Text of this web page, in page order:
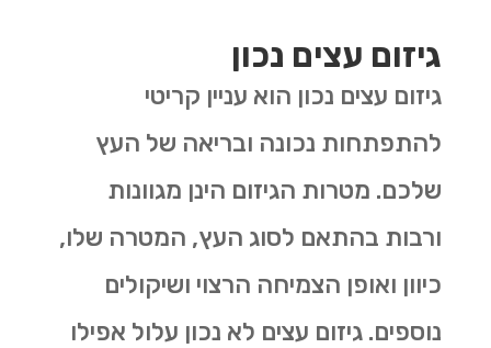
גיזום עצים נכון
גיזום עצים נכון הוא עניין קריטי
להתפתחות נכונה ובריאה של העץ
שלכם. מטרות הגיזום הינן מגוונות
ורבות בהתאם לסוג העץ, המטרה שלו,
כיוון ואופן הצמיחה הרצוי ושיקולים
נוספים. גיזום עצים לא נכון עלול אפילו